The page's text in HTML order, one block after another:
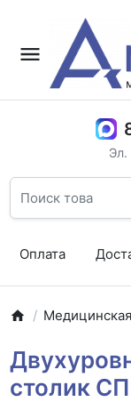
Эл.
Оплата
столик